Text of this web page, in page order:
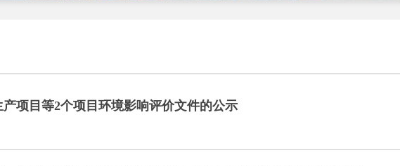
项目等2个项目环境影响评价文件的公示